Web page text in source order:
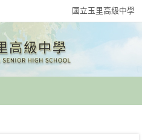
國立玉里高級中學